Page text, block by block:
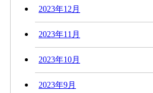
2023年12月
2023年11月
2023年10月
2023年9月